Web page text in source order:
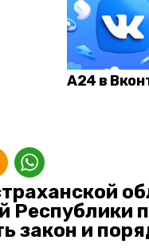
А24 в
Республики
закон и